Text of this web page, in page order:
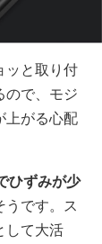
ッと取り付
ので、モジ
上がる心配
ひずみが少
うです。ス
して大活